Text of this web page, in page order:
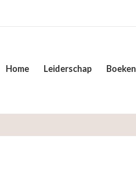
Home Leiderschap Boeken